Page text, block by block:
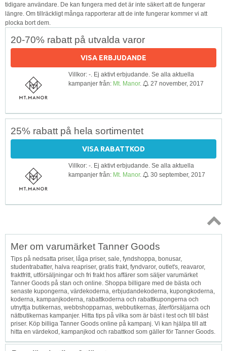
tidigare användare. De kan fungera med det är inte säkert att de fungerar
längre. Om tillräckligt många rapporterar att de inte fungerar kommer vi att
plocka bort dem.
20-70% rabatt på utvalda varor
VISA ERBJUDANDE
Villkor: -. Ej aktivt erbjudande. Se alla aktuella
kampanjer från: Mt. Manor. 27 november, 2017
25% rabatt på hela sortimentet
VISA RABATTKOD
Villkor: -. Ej aktivt erbjudande. Se alla aktuella
kampanjer från: Mt. Manor. 30 september, 2017
Topp
Mer om varumärket Tanner Goods
Tips på nedsatta priser, låga priser, sale, fyndshoppa, bonusar,
studentrabatter, halva reapriser, gratis frakt, fyndvaror, outlet's, reavaror,
fraktfritt, utförsäljningar och fri frakt hos affärer som säljer varumärket
Tanner Goods på stan och online. Shoppa billigare med de bästa och
senaste kupongerna, värdekoderna, erbjudandekoderna, kupongkoderna,
koderna, kampanjkoderna, rabattkoderna och rabattkupongerna och
utnyttja butikernas, webbshopparnas, webbutikernas, återförsäljarna och
nätbutikernas kampanjer. Hitta tips på vilka som är bäst i test och till bäst
priser. Köp billiga Tanner Goods online på kampanj. Vi kan hjälpa till att
hitta en värdekod, kampanjkod och rabattkod som gäller för Tanner Goods.